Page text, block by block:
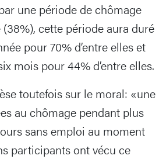
une période de chômage
cette période aura duré
pour 70% d’entre elles et
mois pour 44% d’entre elles.
toutefois sur le moral: «une
au chômage pendant plus
sans emploi au moment
participants ont vécu ce